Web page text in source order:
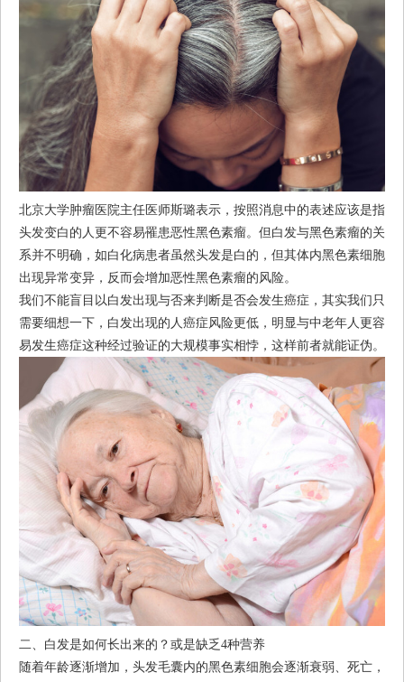
北京大学肿瘤医院主任医师斯璐表示，按照消息中的表述应该是指
头发变白的人更不容易罹患恶性黑色素瘤。但白发与黑色素瘤的关
系并不明确，如白化病患者虽然头发是白的，但其体内黑色素细胞
出现异常变异，反而会增加恶性黑色素瘤的风险。
我们不能盲目以白发出现与否来判断是否会发生癌症，其实我们只
需要细想一下，白发出现的人癌症风险更低，明显与中老年人更容
易发生癌症这种经过验证的大规模事实相悖，这样前者就能证伪。
二、白发是如何长出来的？或是缺乏4种营养
随着年龄逐渐增加，头发毛囊内的黑色素细胞会逐渐衰弱、死亡，